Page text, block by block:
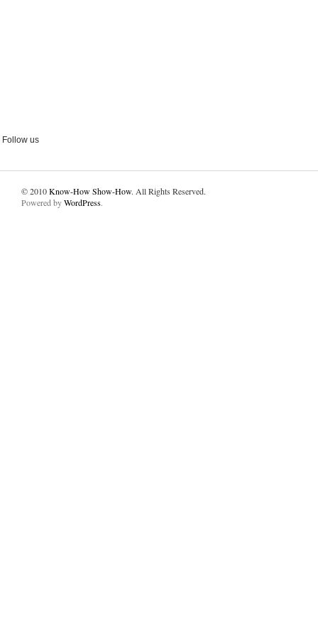
Follow us
© 2010Know-How Show-How. All Rights Reserved.
Powered byWordPress.